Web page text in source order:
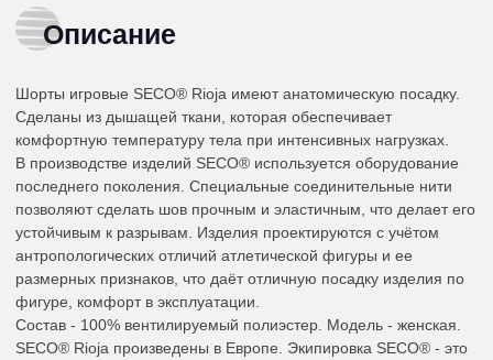
Описание
Шорты игровые SECO® Rioja имеют анатомическую посадку.
Сделаны из дышащей ткани, которая обеспечивает
комфортную температуру тела при интенсивных нагрузках.
В производстве изделий SECO® используется оборудование
последнего поколения. Специальные соединительные нити
позволяют сделать шов прочным и эластичным, что делает его
устойчивым к разрывам. Изделия проектируются с учётом
антропологических отличий атлетической фигуры и ее
размерных признаков, что даёт отличную посадку изделия по
фигуре, комфорт в эксплуатации.
Состав - 100% вентилируемый полиэстер. Модель - женская.
SECO® Rioja произведены в Европе. Экипировка SECO® - это